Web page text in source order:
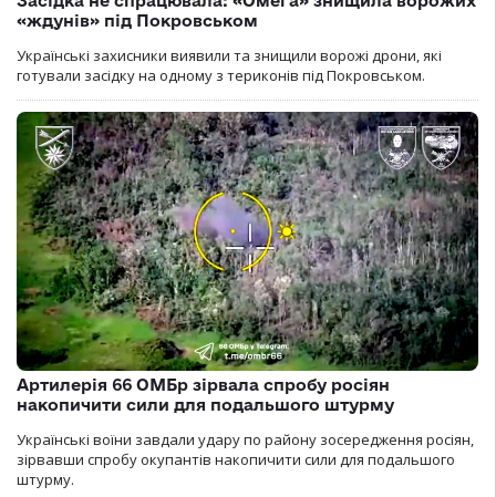
«ждунів» під Покровськом
Українські захисники виявили та знищили ворожі дрони, які
готували засідку на одному з териконів під Покровськом.
Артилерія 66 ОМБр зірвала спробу росіян
накопичити сили для подальшого штурму
Українські воїни завдали удару по району зосередження росіян,
зірвавши спробу окупантів накопичити сили для подальшого
штурму.